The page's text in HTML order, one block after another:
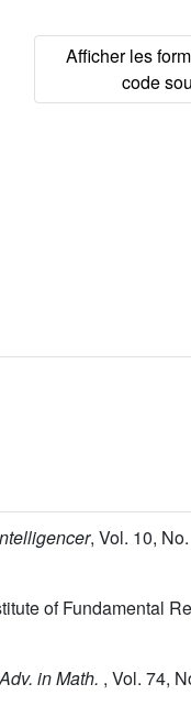
, Vol. 10,
of Fundamental
Adv. in Math. , Vol. 74,